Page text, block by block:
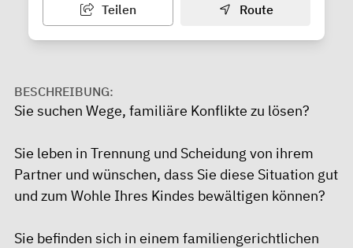
Teilen Route
BESCHREIBUNG:
Sie suchen Wege, familiäre Konflikte zu lösen?
Sie leben in Trennung und Scheidung von ihrem
Partner und wünschen, dass Sie diese Situation gut
und zum Wohle Ihres Kindes bewältigen können?
Sie befinden sich in einem familiengerichtlichen